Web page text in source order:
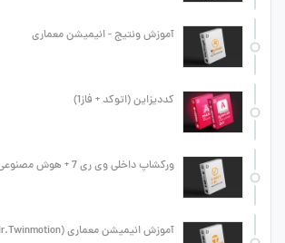
آموزش ونتیج - انیمیشن معماری
کددیزاین (اتوکد + فاز1)
ورکشاپ داخلی وی ری 7 + هوش مصنوعی
آموزش انیمیشن معماری (Mr.Twinmotion)